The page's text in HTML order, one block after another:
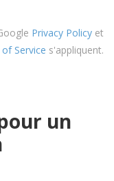
Privacy Policy et
Service s'appliquent.
un